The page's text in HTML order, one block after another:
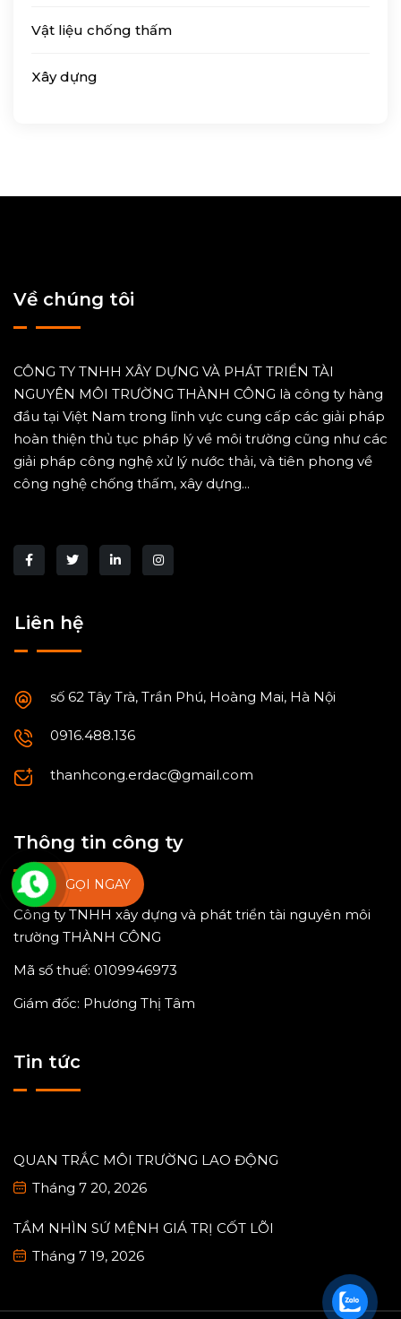
Vật liệu chống thấm
Xây dựng
Về chúng tôi
CÔNG TY TNHH XÂY DỰNG VÀ PHÁT TRIỂN TÀI
NGUYÊN MÔI TRƯỜNG THÀNH CÔNG là công ty hàng
đầu tại Việt Nam trong lĩnh vực cung cấp các giải pháp
hoàn thiện thủ tục pháp lý về môi trường cũng như các
giải pháp công nghệ xử lý nước thải, và tiên phong về
công nghệ chống thấm, xây dựng...
Liên hệ
số 62 Tây Trà, Trần Phú, Hoàng Mai, Hà Nội
0916.488.136
thanhcong.erdac@gmail.com
Thông tin công ty
Công ty TNHH xây dựng và phát triển tài nguyên môi
trường THÀNH CÔNG
Mã số thuế: 0109946973
Giám đốc: Phương Thị Tâm
Tin tức
QUAN TRẮC MÔI TRƯỜNG LAO ĐỘNG
Tháng 7 20, 2026
TẦM NHÌN SỨ MỆNH GIÁ TRỊ CỐT LÕI
Tháng 7 19, 2026
GỌI NGAY